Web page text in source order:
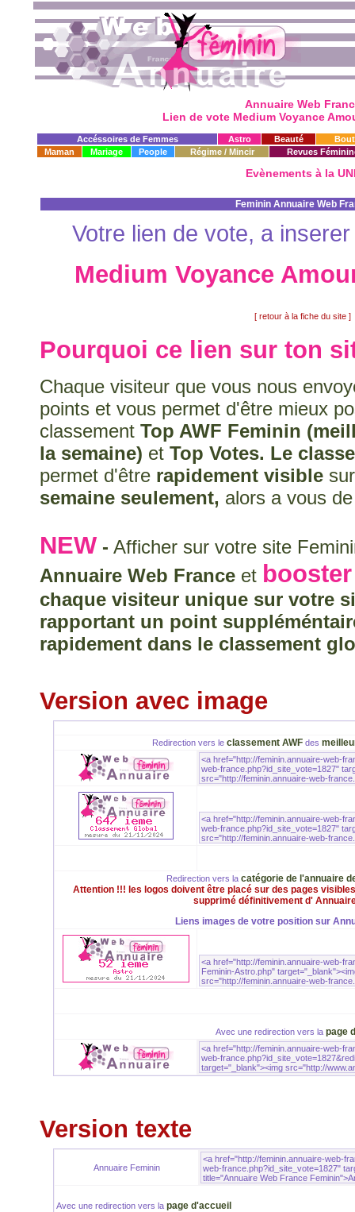
Annuaire Web
Lien de vote Medium Voyance
Accéssoires de Femmes Astro Beauté
Maman
Mariage People Régime / Mincir Revues
Evènements à la
Feminin Annuaire Web
Votre lien de vote, a
Medium Voyance
[ retour à la fiche du site ]
Pourquoi ce lien sur ton
Chaque visiteur que vous nous
points et vous permet d'être mieux
classement Top AWF Feminin
la semaine) et Top Votes. Le
permet d'être rapidement visible
semaine seulement, alors a vous
NEW - Afficher sur votre site
Annuaire Web France et
chaque visiteur unique sur votre
rapportant un point
rapidement dans le classement
Version avec image
Redirection vers le classement AWF des
Redirection vers la catégorie de l'annuaire
Attention !!! les logos doivent être placé sur des pages
supprimé définitivement d'
Liens images de votre position sur
Avec une redirection vers la page
Version texte
Annuaire Feminin
Avec une redirection vers la page d'accueil